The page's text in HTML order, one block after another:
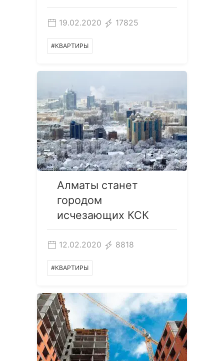
19.02.2020 17825
#КВАРТИРЫ
Алматы станет
городом
исчезающих КСК
12.02.2020 8818
#КВАРТИРЫ